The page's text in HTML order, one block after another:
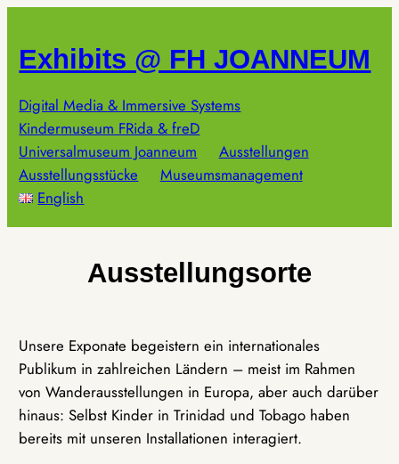
springen
Exhibits @ FH JOANNEUM
Digital Media & Immersive Systems
Kindermuseum FRida & freD
Universalmuseum Joanneum
Ausstellungen
Ausstellungsstücke
Museumsmanagement
English
Ausstellungsorte
Unsere Exponate begeistern ein internationales
Publikum in zahlreichen Ländern – meist im Rahmen
von Wanderausstellungen in Europa, aber auch darüber
hinaus: Selbst Kinder in Trinidad und Tobago haben
bereits mit unseren Installationen interagiert.